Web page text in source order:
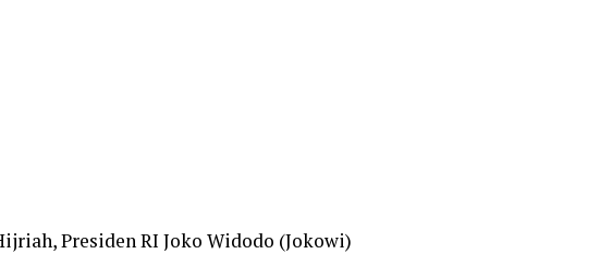
Presiden RI Joko Widodo (Jokowi)